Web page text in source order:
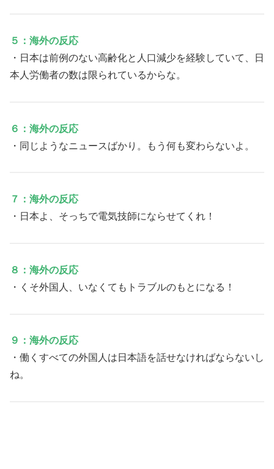
５：海外の反応
・日本は前例のない高齢化と人口減少を経験していて、日
本人労働者の数は限られているからな。
６：海外の反応
・同じようなニュースばかり。もう何も変わらないよ。
７：海外の反応
・日本よ、そっちで電気技師にならせてくれ！
８：海外の反応
・くそ外国人、いなくてもトラブルのもとになる！
９：海外の反応
・働くすべての外国人は日本語を話せなければならないし
ね。